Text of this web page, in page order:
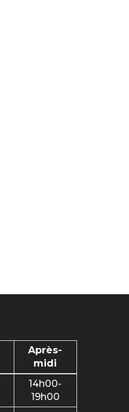
Après-
midi
14h00-
19h00